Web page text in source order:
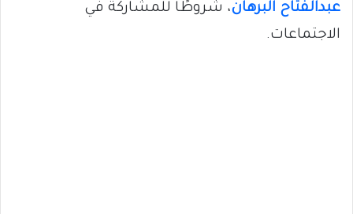
عبدالفتاح البرهان، شروطًا للمشاركة في
الاجتماعات.